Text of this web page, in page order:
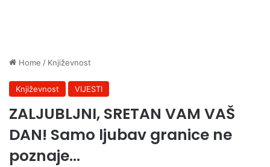
Home / Književnost
Književnost VIJESTI
ZALJUBLJNI, SRETAN VAM VAŠ
DAN! Samo ljubav granice ne
poznaje…